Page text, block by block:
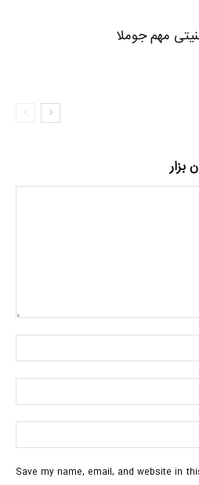
مهم جوملا
بزار
Save my name, email, and website in